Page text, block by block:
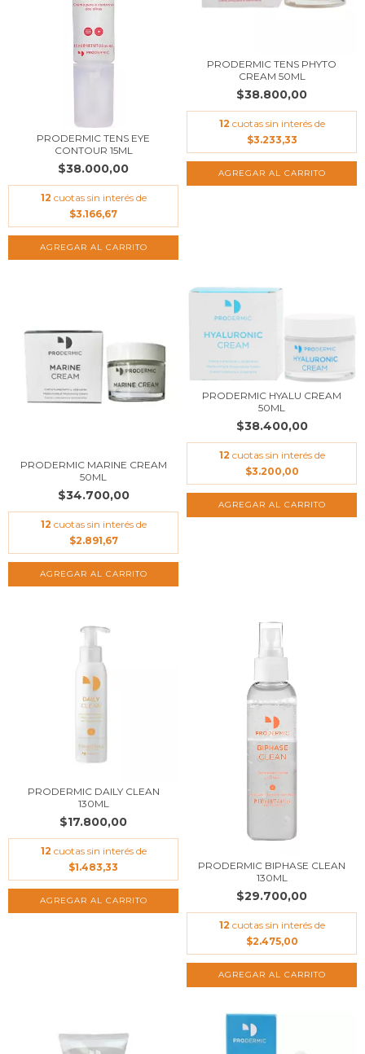
PRODERMIC TENS EYE
CONTOUR 15ML
$38.000,00
12 cuotas sin interés de
$3.166,67
PRODERMIC TENS PHYTO
CREAM 50ML
$38.800,00
12 cuotas sin interés de
$3.233,33
PRODERMIC MARINE CREAM
50ML
$34.700,00
12 cuotas sin interés de
$2.891,67
PRODERMIC HYALU CREAM
50ML
$38.400,00
12 cuotas sin interés de
$3.200,00
PRODERMIC DAILY CLEAN
130ML
$17.800,00
12 cuotas sin interés de
$1.483,33
PRODERMIC BIPHASE CLEAN
130ML
$29.700,00
12 cuotas sin interés de
$2.475,00